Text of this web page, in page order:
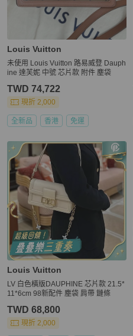
Louis Vuitton
未使用 Louis Vuitton 路易威登 Dauph
ine 達芙妮 中號 芯片款 附件 塵袋
TWD 74,722
現折 2,000
全新品 香港 免運
Louis Vuitton
LV 白色橫版DAUPHINE 芯片款 21.5*
11*6cm 98新配件 塵袋 肩帶 鏈條
TWD 68,800
現折 2,000